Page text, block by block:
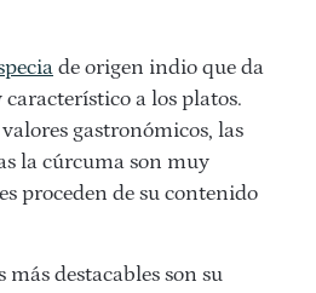
de origen indio que da
a los platos.
gastronómicos, las
la cúrcuma son muy
proceden de su contenido
más destacables son su